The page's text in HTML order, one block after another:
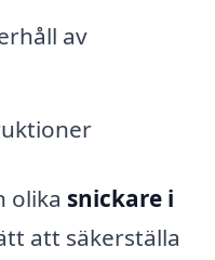
av
olika snickare i
att säkerställa